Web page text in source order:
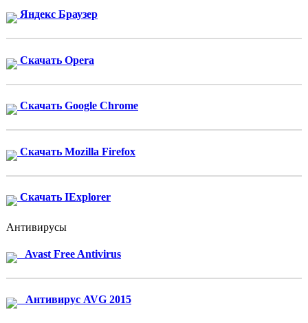
Яндекс Браузер
Скачать Opera
Скачать Google Chrome
Скачать Mozilla Firefox
Скачать IExplorer
Антивирусы
Avast Free Antivirus
Антивирус AVG 2015